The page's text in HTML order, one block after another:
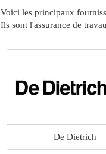
Voici les principaux
Ils sont l'assurance de
De Dietrich